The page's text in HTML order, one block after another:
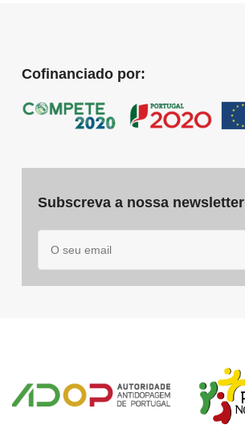
Cofinanciado por:
Subscreva a nossa newsletter